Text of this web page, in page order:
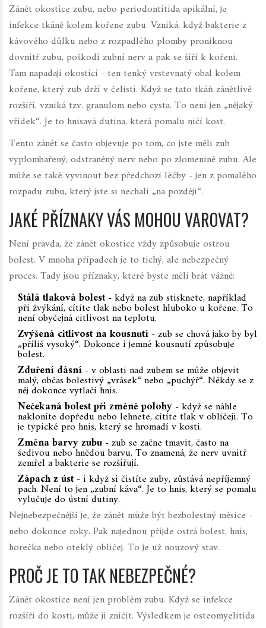
Zánět okostice zubu, nebo periodontitida apikální, je
infekce tkáně kolem kořene zubu. Vzniká, když bakterie z
kávového důlku nebo z rozpadlého plomby proniknou
dovnitř zubu, poškodí zubní nerv a pak se šíří k kořeni.
Tam napadají okostici - ten tenký vrstevnatý obal kolem
kořene, který zub drží v čelisti. Když se tato tkáň zánětlivě
rozšíří, vzniká tzv. granulomnebo cysta. To není jen „nějaký
vřídek“. Je to hnisavá dutina, která pomalu ničí kost.
Tento zánět se často objevuje po tom, co jste měli zub
vyplombařený, odstraněný nerv nebo po zlomenině zubu. Ale
může se také vyvinout bez předchozí léčby - jen z pomalého
rozpadu zubu, který jste si nechali „na později“.
JAKÉ PŘÍZNAKY VÁS MOHOU VAROVAT?
Není pravda, že zánět okostice vždy způsobuje ostrou
bolest. V mnoha případech je to tichý, ale nebezpečný
proces. Tady jsou příznaky, které byste měli brát vážně:
Stálá tlaková bolest- když na zub stisknete, například
při žvýkání, cítíte tlak nebo bolest hluboko u kořene. To
není obyčejná citlivost na teplotu.
Zvýšená citlivost na kousnutí - zub se chová jako by byl
„příliš vysoký“. Dokonce i jemné kousnutí způsobuje
bolest.
Zduření dásní - v oblasti nad zubem se může objevit
malý, občas bolestivý „vrásek“ nebo „puchýř“. Někdy se z
něj dokonce vytlačí hnis.
Nečekaná bolest při změně polohy - když se náhle
nakloníte dopředu nebo lehnete, cítíte tlak v obličeji. To
je typické pro hnis, který se hromadí v kosti.
Změna barvy zubu - zub se začne tmavit, často na
šedivou nebo hnědou barvu. To znamená, že nerv uvnitř
zemřel a bakterie se rozšiřují.
Zápach z úst- i když si čistíte zuby, zůstává nepříjemný
pach. Není to jen „zubní káva“. Je to hnis, který se pomalu
vylučuje do ústní dutiny.
Nejnebezpečnější je, že zánět může být bezbolestný měsíce -
nebo dokonce roky. Pak najednou přijde ostrá bolest, hnis,
horečka nebo oteklý obličej. To je už nouzový stav.
PROČ JE TO TAK NEBEZPEČNÉ?
Zánět okostice není jen problém zubu. Když se infekce
rozšíří do kosti, může ji zničit. Výsledkem je osteomyelitida